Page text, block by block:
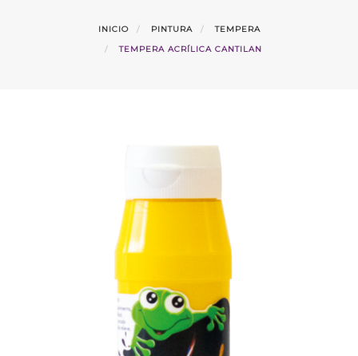
INICIO PINTURA
TEMPERA
TEMPERA ACRÍLICA CANTILAN